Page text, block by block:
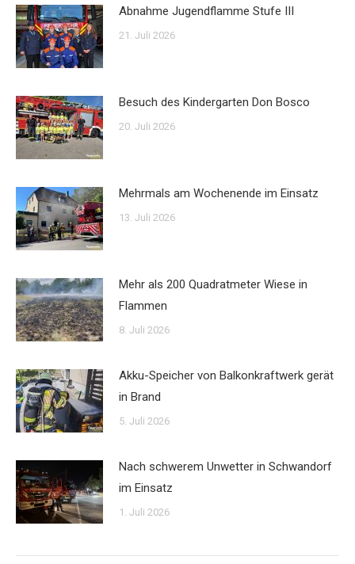
Abnahme Jugendflamme Stufe III
21. Juli 2026
Besuch des Kindergarten Don Bosco
20. Juli 2026
Mehrmals am Wochenende im Einsatz
13. Juli 2026
Mehr als 200 Quadratmeter Wiese in
Flammen
8. Juli 2026
Akku-Speicher von Balkonkraftwerk gerät
in Brand
5. Juli 2026
Nach schwerem Unwetter in Schwandorf
im Einsatz
1. Juli 2026